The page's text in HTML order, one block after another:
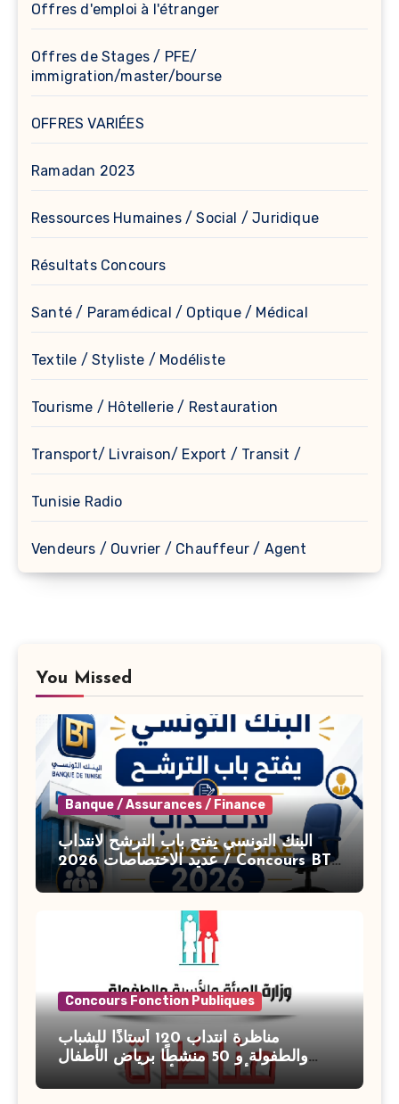
Offres d'emploi à l'étranger
Offres de Stages / PFE/
immigration/master/bourse
OFFRES VARIÉES
Ramadan 2023
Ressources Humaines / Social / Juridique
Résultats Concours
Santé / Paramédical / Optique / Médical
Textile / Styliste / Modéliste
Tourisme / Hôtellerie / Restauration
Transport/ Livraison/ Export / Transit /
Tunisie Radio
Vendeurs / Ouvrier / Chauffeur / Agent
You Missed
Banque / Assurances / Finance
البنك التونسي يفتح باب الترشح لانتداب
عديد الاختصاصات 2026 / Concours BT
Banque de Tunisie 2026
Concours Fonction Publiques
مناظرة انتداب 120 أستاذًا للشباب
والطفولة و 50 منشطًا برياض الأطفال
بوزارة الأسرة والمرأة والطفولة وكبار
السن آخر أجل للتسجيل : 27 جويلية 2026